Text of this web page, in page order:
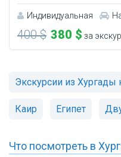
Индивидуальная
400 $ 380 $ за
Экскурсии из
Каир Египет
Что посмотреть в